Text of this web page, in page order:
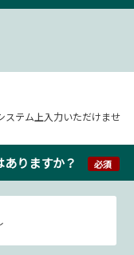
ステム上入力いただけませ
りますか？ 必須